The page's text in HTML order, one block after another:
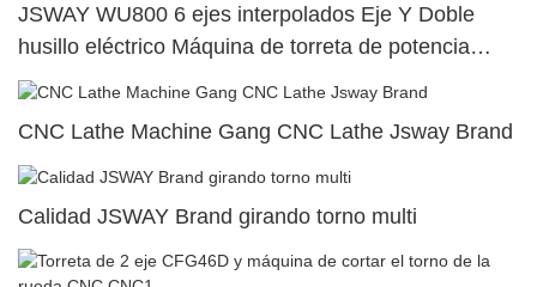
JSWAY WU800 6 ejes interpolados Eje Y Doble
husillo eléctrico Máquina de torreta de potencia
superior dual75
CNC Lathe Machine Gang CNC Lathe Jsway Brand
Calidad JSWAY Brand girando torno multi